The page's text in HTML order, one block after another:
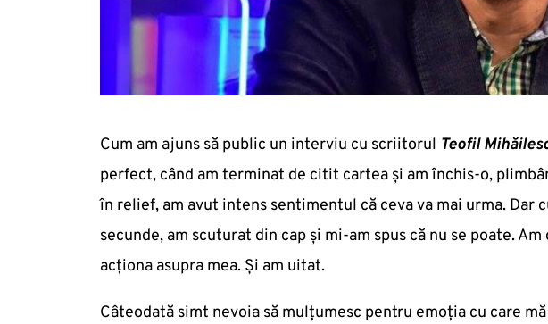
Cum am ajuns să public un interviu cu scriitorul Teofil
perfect, când am terminat de citit cartea și am închis-o,
în relief, am avut intens sentimentul că ceva va mai urma. Dar
secunde, am scuturat din cap și mi-am spus că nu se poate.
acționa asupra mea. Și am uitat.
Câteodată simt nevoia să mulțumesc pentru emoția cu care